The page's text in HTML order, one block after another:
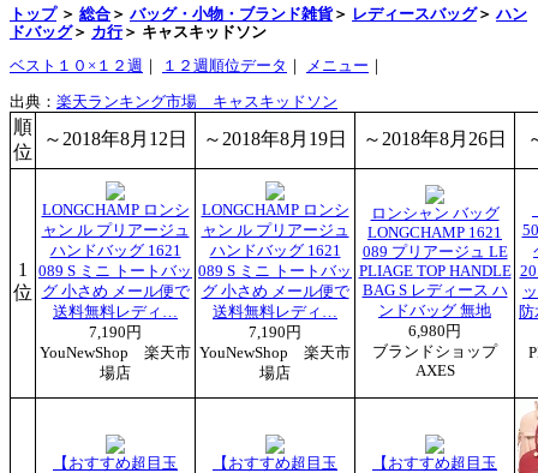
トップ＞ 総合 ＞ バッグ・小物・ブランド雑貨＞ レディースバッグ＞ ハン
ドバッグ＞ カ行＞ キャスキッドソン
ベスト１０×１２週 ｜ １２週順位データ ｜ メニュー ｜
出典： 楽天ランキング市場 キャスキッドソン
順
位
～2018年8月12日 ～2018年8月19日 ～2018年8月26日
1
位
LONGCHAMP ロンシ
ャン ル プリアージュ
ハンドバッグ 1621
089 S ミニ トートバッ
グ 小さめ メール便で
送料無料レディ…
7,190円
YouNewShop 楽天市
場店
LONGCHAMP ロンシ
ャン ル プリアージュ
ハンドバッグ 1621
089 S ミニ トートバッ
グ 小さめ メール便で
送料無料レディ…
7,190円
YouNewShop 楽天市
場店
ロンシャン バッグ
LONGCHAMP 1621
089 プリアージュ LE
PLIAGE TOP HANDLE
BAG S レディース ハ
ンドバッグ 無地
6,980円
ブランドショップ
AXES
【おすすめ超目玉
【おすすめ超目玉
【おすすめ超目玉